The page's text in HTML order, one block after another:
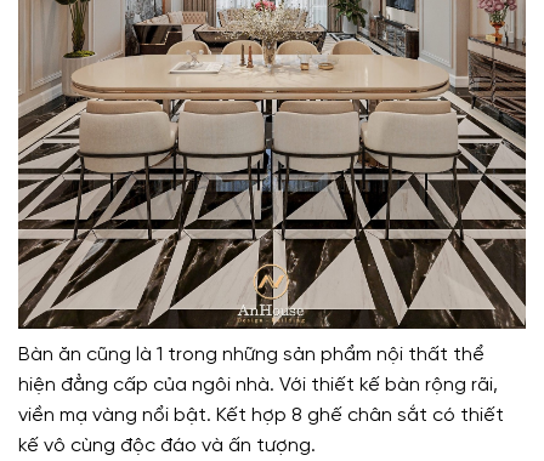
Bàn ăn cũng là 1 trong những sản phẩm nội thất thể
hiện đẳng cấp của ngôi nhà. Với thiết kế bàn rộng rãi,
viền mạ vàng nổi bật. Kết hợp 8 ghế chân sắt có thiết
kế vô cùng độc đáo và ấn tượng.